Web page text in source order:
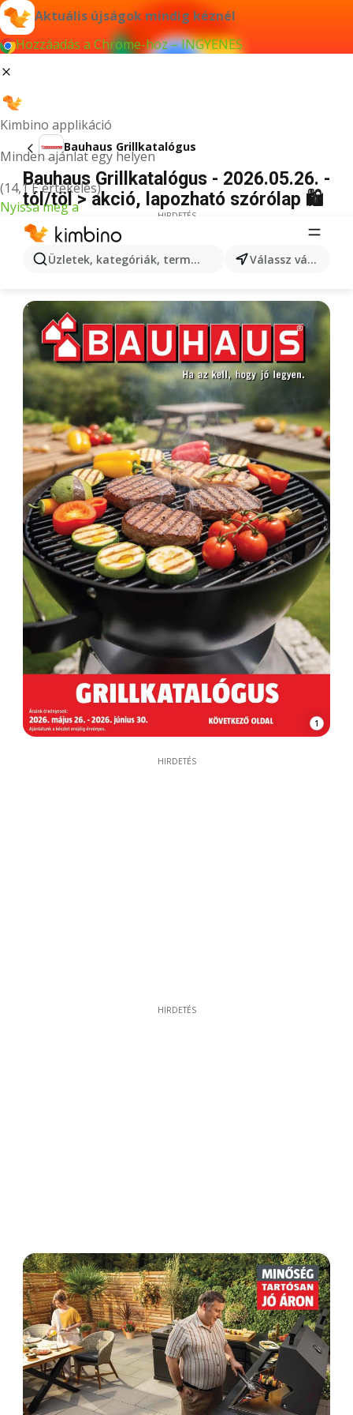
Aktuális újságok mindig kéznél
Hozzáadás a Chrome-hoz – INGYENES
Kimbino applikáció
Minden ajánlat egy helyen
(14,1 E értékelés)
Nyissa meg a
Üzletek, kategóriák, termékek keresése... Válassz várost
Bauhaus Grillkatalógus
Bauhaus Grillkatalógus - 2026.05.26. -
tól/töl > akció, lapozható szórólap 🛍️
HIRDETÉS
1
HIRDETÉS
HIRDETÉS